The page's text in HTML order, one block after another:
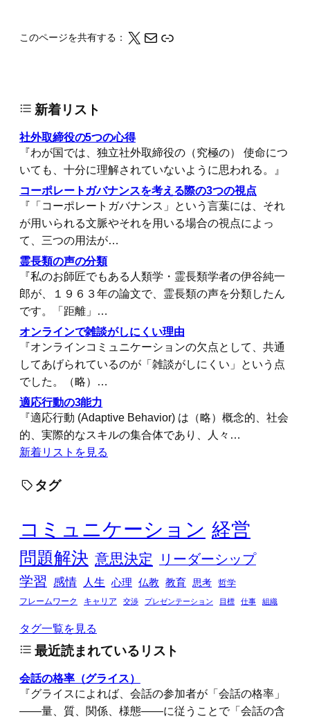
このページを共有する： X メール このページの情報をクリップボードにコピーする
新着リスト
社外取締役の5つの心得
『わが国では、独立社外取締役の（究極の） 使命につ
いても、十分に理解されていないように思われる。』
コーポレートガバナンスを考える際の3つの視点
『「コーポレートガバナンス」という言葉には、それ
が用いられる文脈やそれを用いる場合の視点によっ
て、三つの用法が…
霊長類の声の分類
『私のお師匠でもある人類学・霊長類学者の伊谷純一
郎が、１９６３年の論文で、霊長類の声を分類したん
です。「距離」…
オンラインで雑談がしにくい理由
『オンラインコミュニケーションの欠点として、共通
してあげられているのが「雑談がしにくい」という点
でした。（略）…
適応行動の3能力
『適応行動 (Adaptive Behavior) は（略）概念的、社会
的、実際的なスキルの集合体であり、人々…
新着リストを見る
タグ
コミュニケーション 経営
問題解決 意思決定
リーダーシップ
学習
感情 人生 心理 仏教 教育 思考
哲学
フレームワーク
キャリア 交渉 プレゼンテーション 目標 仕事 組織
タグ一覧を見る
最近読まれているリスト
会話の格率（グライス）
『グライスによれば、会話の参加者が「会話の格率」
――量、質、関係、様態――に従うことで「会話の含